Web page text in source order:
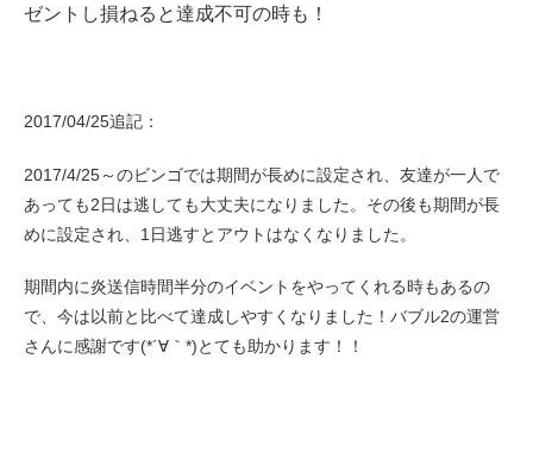
ゼントし損ねると達成不可の時も！
2017/04/25追記：
2017/4/25～のビンゴでは期間が長めに設定され、友達が一人で
あっても2日は逃しても大丈夫になりました。その後も期間が長
めに設定され、1日逃すとアウトはなくなりました。
期間内に炎送信時間半分のイベントをやってくれる時もあるの
で、今は以前と比べて達成しやすくなりました！バブル2の運営
さんに感謝です(*´∀｀*)とても助かります！！